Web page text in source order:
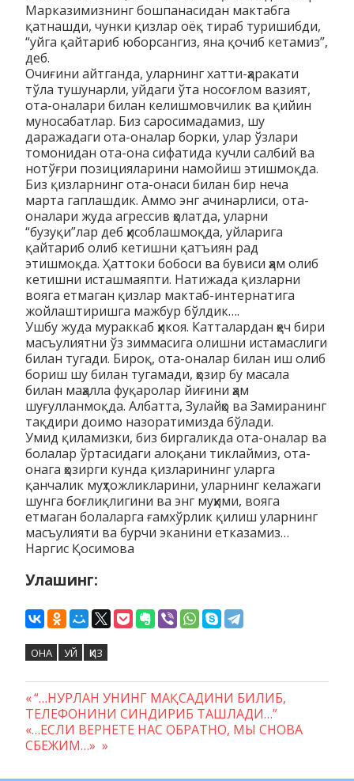
Марказимизнинг бошпанасидан мактабга
қатнашди, чунки қизлар оёқ тираб туришибди,
“уйга қайтариб юборсангиз, яна қочиб кетамиз”,
деб.
Очиғини айтганда, уларнинг хатти-ҳаракати
тўла тушунарли, уйдаги ўта носоғлом вазият,
ота-оналари билан келишмовчилик ва қийин
муносабатлар. Биз саросимадамиз, шу
даражадаги ота-оналар борки, улар ўзлари
томонидан ота-она сифатида кучли салбий ва
нотўғри позицияларини намойиш этишмоқда.
Биз қизларнинг ота-онаси билан бир неча
марта гаплашдик. Аммо энг ачинарлиси, ота-
оналари жуда агрессив ҳолатда, уларни
“бузуқи”лар деб ҳисоблашмоқда, уйларига
қайтариб олиб кетишни қатъиян рад
этишмоқда. Ҳаттоки бобоси ва бувиси ҳам олиб
кетишни исташмаяпти. Натижада қизларни
вояга етмаган қизлар мактаб-интернатига
жойлаштиришга мажбур бўлдик….
Ушбу жуда мураккаб ҳикоя. Катталардан ҳеч бири
масъулиятни ўз зиммасига олишни истамаслиги
билан тугади. Бироқ, ота-оналар билан иш олиб
бориш шу билан тугамади, ҳозир бу масала
билан маҳалла фуқаролар йиғини ҳам
шуғулланмоқда. Албатта, Зулайҳо ва Замиранинг
тақдири доимо назоратимизда бўлади.
Умид қиламизки, биз биргаликда ота-оналар ва
болалар ўртасидаги алоқани тиклаймиз, ота-
онага ҳозирги кунда қизларининг уларга
қанчалик муҳтожликларини, уларнинг келажаги
шунга боғлиқлигини ва энг муҳими, вояга
етмаган болаларга ғамхўрлик қилиш уларнинг
масъулияти ва бурчи эканини етказамиз…
Наргис Қосимова
Улашинг:
ОНА УЙ ҚИЗ
Навигация
по
Предыдущая
запись:
“…НУРЛАН УНИНГ МАҚСАДИНИ БИЛИБ,
ТЕЛЕФОНИНИ СИНДИРИБ ТАШЛАДИ…”
Следующая
запись:
«…ЕСЛИ ВЕРНЕТЕ НАС ОБРАТНО, МЫ СНОВА
СБЕЖИМ…»